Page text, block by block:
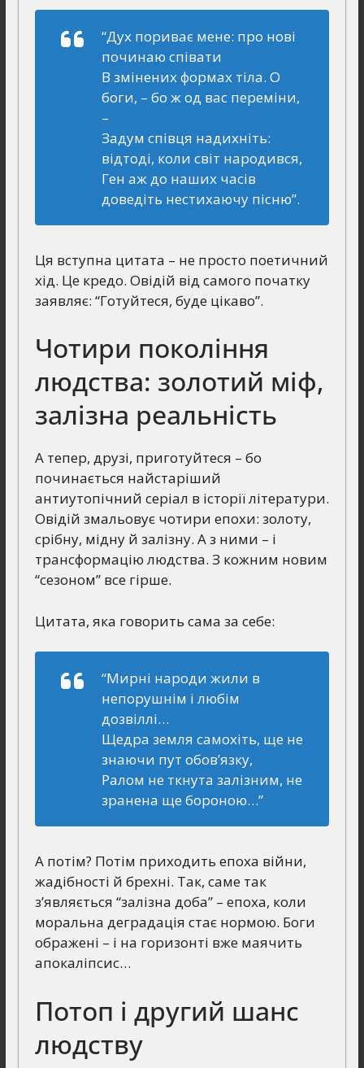
“Дух пориває мене: про нові
починаю співати
В змінених формах тіла. О
боги, – бо ж од вас переміни,
–
Задум співця надихніть:
відтоді, коли світ народився,
Ген аж до наших часів
доведіть нестихаючу пісню”.
Ця вступна цитата – не просто поетичний
хід. Це кредо. Овідій від самого початку
заявляє: “Готуйтеся, буде цікаво”.
Чотири покоління
людства: золотий міф,
залізна реальність
А тепер, друзі, приготуйтеся – бо
починається найстаріший
антиутопічний серіал в історії літератури.
Овідій змальовує чотири епохи: золоту,
срібну, мідну й залізну. А з ними – і
трансформацію людства. З кожним новим
“сезоном” все гірше.
Цитата, яка говорить сама за себе:
“Мирні народи жили в
непорушнім і любім
дозвіллі…
Щедра земля самохіть, ще не
знаючи пут обов’язку,
Ралом не ткнута залізним, не
зранена ще бороною…”
А потім? Потім приходить епоха війни,
жадібності й брехні. Так, саме так
з’являється “залізна доба” – епоха, коли
моральна деградація стає нормою. Боги
ображені – і на горизонті вже маячить
апокаліпсис…
Потоп і другий шанс
людству